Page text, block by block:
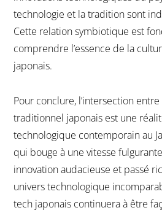
technologie et la tradition sont
Cette relation symbiotique est
comprendre l’essence de la
japonais.
Pour conclure, l’intersection
traditionnel japonais est une
technologique contemporain au
qui bouge à une vitesse
innovation audacieuse et passé
univers technologique
tech japonais continuera à être